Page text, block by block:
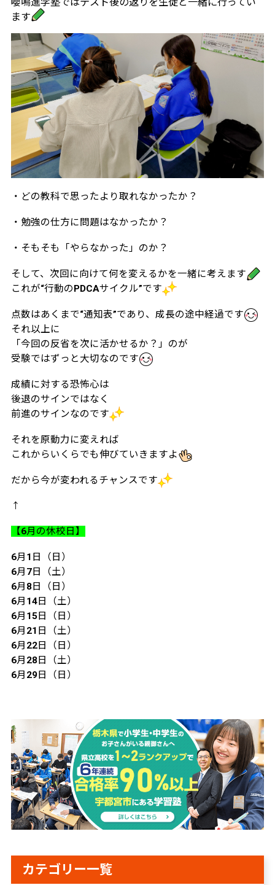
嚶鳴進学塾ではテスト後の返りを生徒と一緒に行ってい
ます
・どの教科で思ったより取れなかったか？
・勉強の仕方に問題はなかったか？
・そもそも「やらなかった」のか？
そして、次回に向けて何を変えるかを一緒に考えます
これが“行動のPDCAサイクル”です
点数はあくまで“通知表”であり、成長の途中経過です
それ以上に
「今回の反省を次に活かせるか？」のが
受験ではずっと大切なのです
成績に対する恐怖心は
後退のサインではなく
前進のサインなのです
それを原動力に変えれば
これからいくらでも伸びていきますよ
だから今が変われるチャンスです
↑
【6月の休校日】
6月1日（日）
6月7日（土）
6月8日（日）
6月14日（土）
6月15日（日）
6月21日（土）
6月22日（日）
6月28日（土）
6月29日（日）
カテゴリー一覧